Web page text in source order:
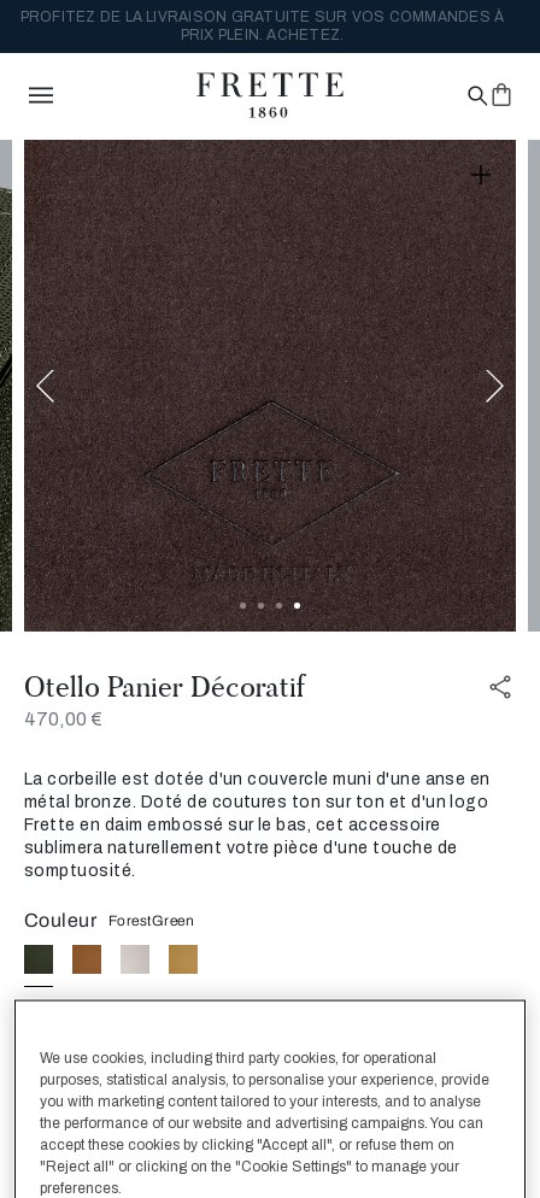
PROFITEZ DE LA LIVRAISON GRATUITE SUR VOS COMMANDES À
PRIX PLEIN. ACHETEZ.
Otello Panier Décoratif
470,00 €
La corbeille est dotée d'un couvercle muni d'une anse en
métal bronze. Doté de coutures ton sur ton et d'un logo
Frette en daim embossé sur le bas, cet accessoire
sublimera naturellement votre pièce d'une touche de
somptuosité.
Couleur ForestGreen
Tailleunique
Quantité - 1 +
Ajouter à la liste de
We use cookies, including third party cookies, for operational
purposes, statistical analysis, to personalise your experience, provide
you with marketing content tailored to your interests, and to analyse
the performance of our website and advertising campaigns. You can
accept these cookies by clicking "Accept all", or refuse them on
"Reject all" or clicking on the "Cookie Settings" to manage your
preferences.